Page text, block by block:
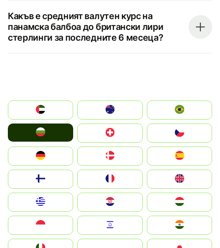
Какъв е средният валутен курс на
панамска балбоа до британски лири
стерлинги за последните 6 месеца?
الإمارات العربية المتحدة
Switzerland
Deutschland
United Kingdom
Magyarország